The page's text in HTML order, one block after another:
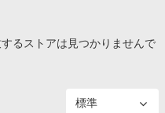
るストアは見つかりませんで